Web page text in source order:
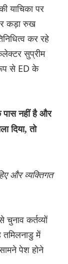
याचिका पर
कड़ा रुख
कर रहे
सुप्रीम
से ED के
पास नहीं है और
दिया, तो
और व्यक्तिगत
कर्तव्यों
में
पेश होने